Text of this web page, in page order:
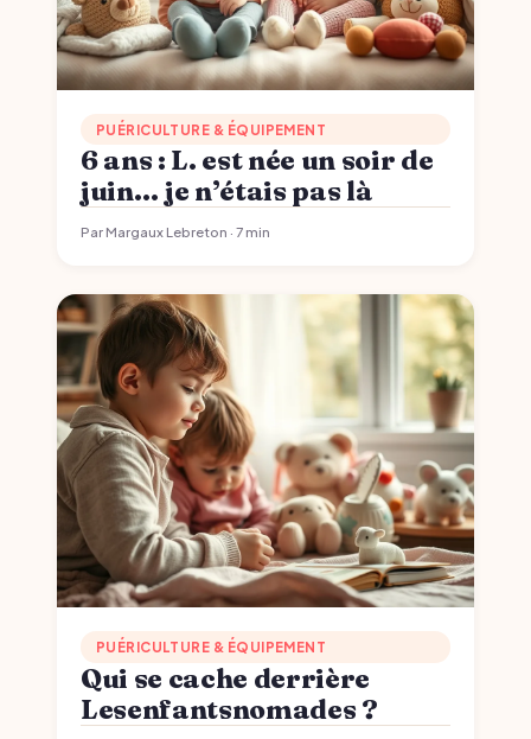
PUÉRICULTURE & ÉQUIPEMENT
6 ans : L. est née un soir de
juin… je n’étais pas là
Par Margaux Lebreton · 7 min
PUÉRICULTURE & ÉQUIPEMENT
Qui se cache derrière
Lesenfantsnomades ?